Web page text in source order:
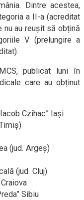
Dintre acestea,
a II-a (acreditat
au reușit să obțină
V (prelungire a
publicat luni în
care au obținut
Czihac” Iași
(jud. Argeș)
(jud. Cluj)
Sibiu